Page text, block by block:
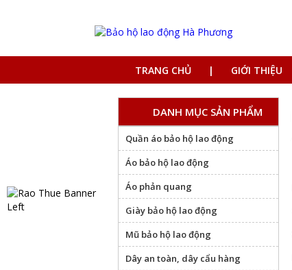
TRANG CHỦ GIỚI THIỆU
DANH MỤC SẢN PHẨM
Quần áo bảo hộ lao động
Áo bảo hộ lao động
Áo phản quang
Giày bảo hộ lao động
Mũ bảo hộ lao động
Dây an toàn, dây cẩu hàng